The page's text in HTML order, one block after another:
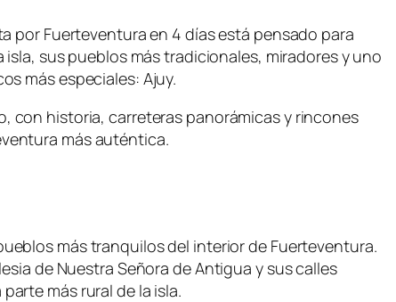
por Fuerteventura en 4 días está pensado para
sus pueblos más tradicionales, miradores y uno
más especiales: Ajuy.
con historia, carreteras panorámicas y rincones
más auténtica.
más tranquilos del interior de Fuerteventura.
de Nuestra Señora de Antigua y sus calles
más rural de la isla.